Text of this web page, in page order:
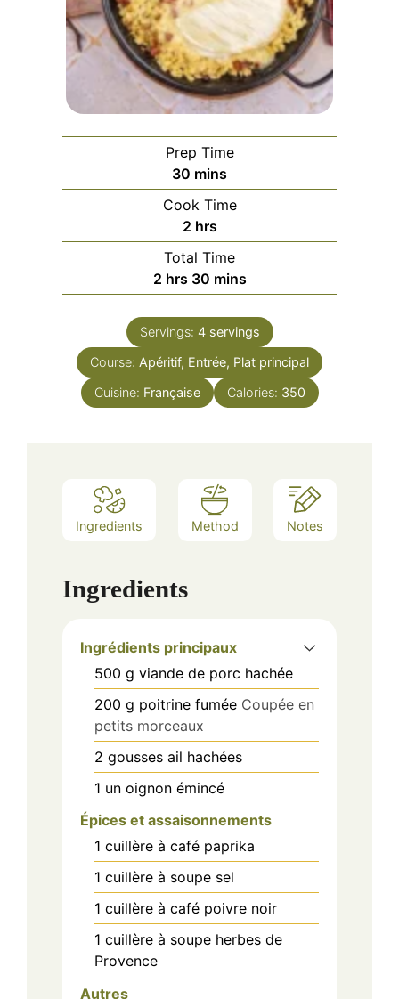
Prep Time
30 minutes
mins
Cook Time
2hours
hrs
Total Time
2hours
hrs 30minutes
mins
Servings: 4 servings
Course: Apéritif, Entrée, Plat principal
Cuisine: Française Calories: 350
Ingredients Method Notes
Ingredients
Ingrédients principaux
500 g viande de porc hachée
200 g poitrine fumée Coupée en
petits morceaux
2 gousses ail hachées
1 un oignon émincé
Épices et assaisonnements
1 cuillère à café paprika
1 cuillère à soupe sel
1 cuillère à café poivre noir
1 cuillère à soupe herbes de
Provence
Autres